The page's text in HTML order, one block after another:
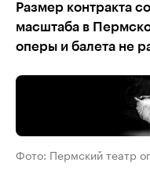
Размер контракта
масштаба в
оперы и балета не
Фото: Пермский театр